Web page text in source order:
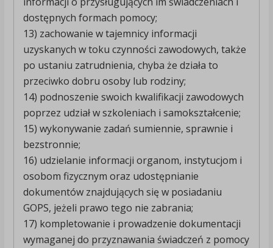
dostępnych formach pomocy;
13) zachowanie w tajemnicy informacji
uzyskanych w toku czynności zawodowych, także
po ustaniu zatrudnienia, chyba że działa to
przeciwko dobru osoby lub rodziny;
14) podnoszenie swoich kwalifikacji zawodowych
poprzez udział w szkoleniach i samokształcenie;
15) wykonywanie zadań sumiennie, sprawnie i
bezstronnie;
16) udzielanie informacji organom, instytucjom i
osobom fizycznym oraz udostępnianie
dokumentów znajdujących się w posiadaniu
GOPS, jeżeli prawo tego nie zabrania;
17) kompletowanie i prowadzenie dokumentacji
wymaganej do przyznawania świadczeń z pomocy